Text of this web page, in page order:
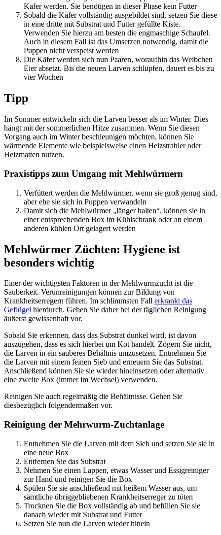
Käfer werden. Sie benötigen in dieser Phase kein Futter
Sobald die Käfer vollständig ausgebildet sind, setzen Sie diese
in eine dritte mit Substrat und Futter gefüllte Kiste.
Verwenden Sie hierzu am besten die engmaschige Schaufel.
Auch in diesem Fall ist das Umsetzen notwendig, damit die
Puppen nicht verspeist werden
Die Käfer werden sich nun Paaren, woraufhin das Weibchen
Eier absetzt. Bis die neuen Larven schlüpfen, dauert es bis zu
vier Wochen
Tipp
Im Sommer entwickeln sich die Larven besser als im Winter. Dies
hängt mit der sommerlichen Hitze zusammen. Wenn Sie diesen
Vorgang auch im Winter beschleunigen möchten, können Sie
wärmende Elemente wie beispielsweise einen Heizstrahler oder
Heizmatten nutzen.
Praxistipps zum Umgang mit Mehlwürmern
Verfüttert werden die Mehlwürmer, wenn sie groß genug sind,
aber ehe sie sich in Puppen verwandeln
Damit sich die Mehlwürmer „länger halten“, können sie in
einer entsprechenden Box im Kühlschrank oder an einem
anderen kühlen Ort gelagert werden
Mehlwürmer Züchten: Hygiene ist
besonders wichtig
Einer der wichtigsten Faktoren in der Mehlwurmzucht ist die
Sauberkeit. Verunreinigungen können zur Bildung von
Krankheitserregern führen. Im schlimmsten Fall erkrankt das
Geflügel hierdurch. Gehen Sie daher bei der täglichen Reinigung
äußerst gewissenhaft vor.
Sobald Sie erkennen, dass das Substrat dunkel wird, ist davon
auszugehen, dass es sich hierbei um Kot handelt. Zögern Sie nicht,
die Larven in ein sauberes Behältnis umzusetzen. Entnehmen Sie
die Larven mit einem feinen Sieb und erneuern Sie das Substrat.
Anschließend können Sie sie wieder hineinsetzen oder alternativ
eine zweite Box (immer im Wechsel) verwenden.
Reinigen Sie auch regelmäßig die Behältnisse. Gehen Sie
diesbezüglich folgendermaßen vor.
Reinigung der Mehrwurm-Zuchtanlage
Entnehmen Sie die Larven mit dem Sieb und setzen Sie sie in
eine neue Box
Entfernen Sie das Substrat
Nehmen Sie einen Lappen, etwas Wasser und Essigreiniger
zur Hand und reinigen Sie die Box
Spülen Sie sie anschließend mit heißem Wasser aus, um
sämtliche übriggebliebenen Krankheitserreger zu töten
Trocknen Sie die Box vollständig ab und befüllen Sie sie
danach wieder mit Substrat und Futter
Setzen Sie nun die Larven wieder hinein